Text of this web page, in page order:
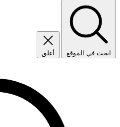
ابحث في الموقع أغلق